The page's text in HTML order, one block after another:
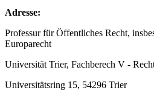
Adresse:
Professur für Öffentliches Recht,
Europarecht
Universität Trier, Fachberech V -
Universitätsring 15, 54296 Trier